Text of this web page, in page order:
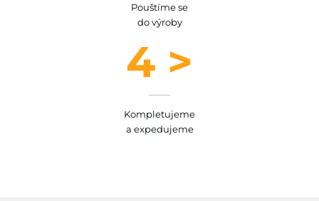
Pouštíme se
do výroby
4 >
Kompletujeme
a expedujeme